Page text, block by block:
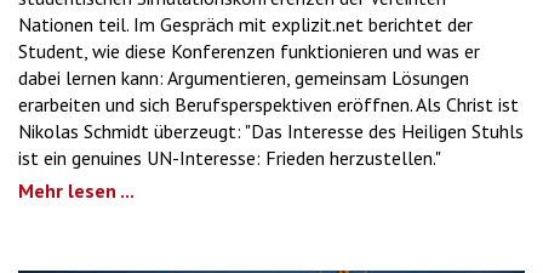
Nationen teil. Im Gespräch mit explizit.net berichtet der
Student, wie diese Konferenzen funktionieren und was er
dabei lernen kann: Argumentieren, gemeinsam Lösungen
erarbeiten und sich Berufsperspektiven eröffnen. Als Christ ist
Nikolas Schmidt überzeugt: "Das Interesse des Heiligen Stuhls
ist ein genuines UN-Interesse: Frieden herzustellen."
Mehr lesen ...